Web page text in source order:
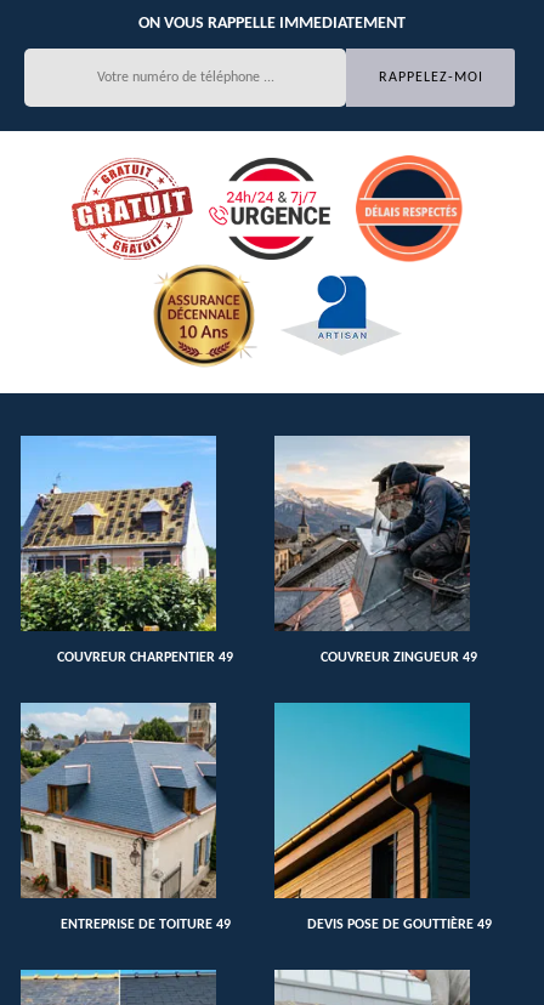
ON VOUS RAPPELLE IMMEDIATEMENT
COUVREUR CHARPENTIER 49 COUVREUR ZINGUEUR 49
ENTREPRISE DE TOITURE 49 DEVIS POSE DE GOUTTIÈRE 49